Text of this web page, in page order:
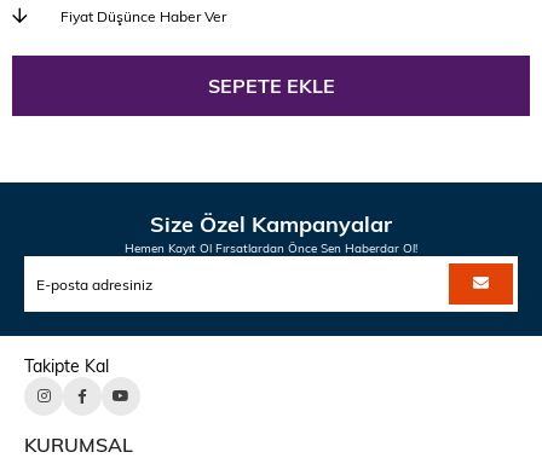
Fiyat Düşünce Haber Ver
Size Özel Kampanyalar
Hemen Kayıt Ol Fırsatlardan Önce Sen Haberdar Ol!
Takipte Kal
KURUMSAL